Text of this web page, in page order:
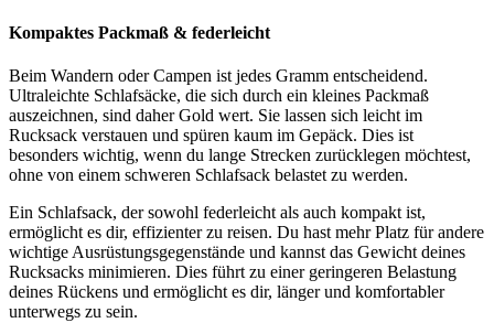
Kompaktes Packmaß & federleicht
Beim Wandern oder Campen ist jedes Gramm entscheidend.
Ultraleichte Schlafsäcke, die sich durch ein kleines Packmaß
auszeichnen, sind daher Gold wert. Sie lassen sich leicht im
Rucksack verstauen und spüren kaum im Gepäck. Dies ist
besonders wichtig, wenn du lange Strecken zurücklegen möchtest,
ohne von einem schweren Schlafsack belastet zu werden.
Ein Schlafsack, der sowohl federleicht als auch kompakt ist,
ermöglicht es dir, effizienter zu reisen. Du hast mehr Platz für andere
wichtige Ausrüstungsgegenstände und kannst das Gewicht deines
Rucksacks minimieren. Dies führt zu einer geringeren Belastung
deines Rückens und ermöglicht es dir, länger und komfortabler
unterwegs zu sein.